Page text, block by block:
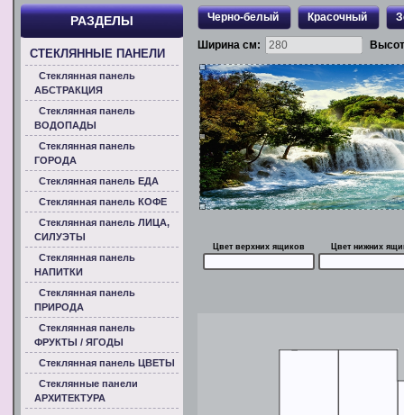
Черно-белый Красочный
Ширина см:
Цвет верхних ящиков Цвет нижних
РАЗДЕЛЫ
СТЕКЛЯННЫЕ ПАНЕЛИ
Стеклянная панель
АБСТРАКЦИЯ
Стеклянная панель
ВОДОПАДЫ
Стеклянная панель
ГОРОДА
Стеклянная панель ЕДА
Стеклянная панель КОФЕ
Стеклянная панель ЛИЦА,
СИЛУЭТЫ
Стеклянная панель
НАПИТКИ
Стеклянная панель
ПРИРОДА
Стеклянная панель
ФРУКТЫ / ЯГОДЫ
Стеклянная панель ЦВЕТЫ
Стеклянные панели
АРХИТЕКТУРА